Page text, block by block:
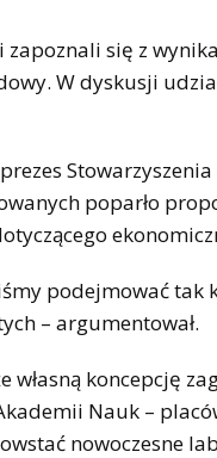
się z
W dyskusji
poparło
podejmować
– argumentował.
własną koncepcję
Nauk –
nowoczesne